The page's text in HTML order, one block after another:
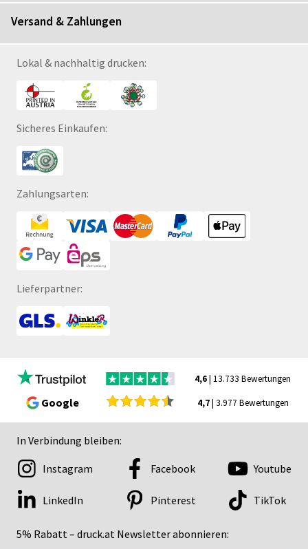
Versand & Zahlungen
Lokal & nachhaltig drucken:
Sicheres Einkaufen:
Zahlungsarten:
Lieferpartner:
4,6| 13.733 Bewertungen
Google 4,7| 3.977 Bewertungen
In Verbindung bleiben:
5% Rabatt – druck.at Newsletter abonnieren:
Instagram Facebook Youtube
LinkedIn Pinterest TikTok